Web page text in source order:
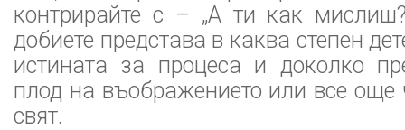
контрирайте с – „А ти как
добиете представа в каква степен
истината за процеса и доколко
плод на въображението или все още
свят.